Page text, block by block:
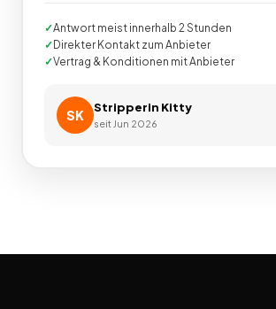
Antwort meist innerhalb 2 Stunden
Direkter Kontakt zum Anbieter
Vertrag & Konditionen mit Anbieter
SK
Stripperin Kitty
seit Jun 2026